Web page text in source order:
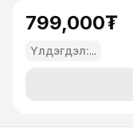
799,000₮
Үлдэгдэл:...